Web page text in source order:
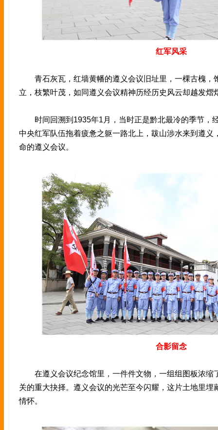
红军风采
青石灰瓦，红墙黄幡的遵义会议旧址里，一棵古槐，
立，枝繁叶茂，如同遵义会议精神历经历史风云却越发熠
时间回溯到1935年1月，当时正是黔北最冷的季节，
中央红军队伍拖着疲惫之躯一路北上，跋山涉水来到遵义
命的遵义会议。
合影留念
在遵义会议纪念馆里，一件件文物，一组组图板浓缩
关的重大抉择。遵义会议的光芒至今闪耀，这片土地里埋
情怀。